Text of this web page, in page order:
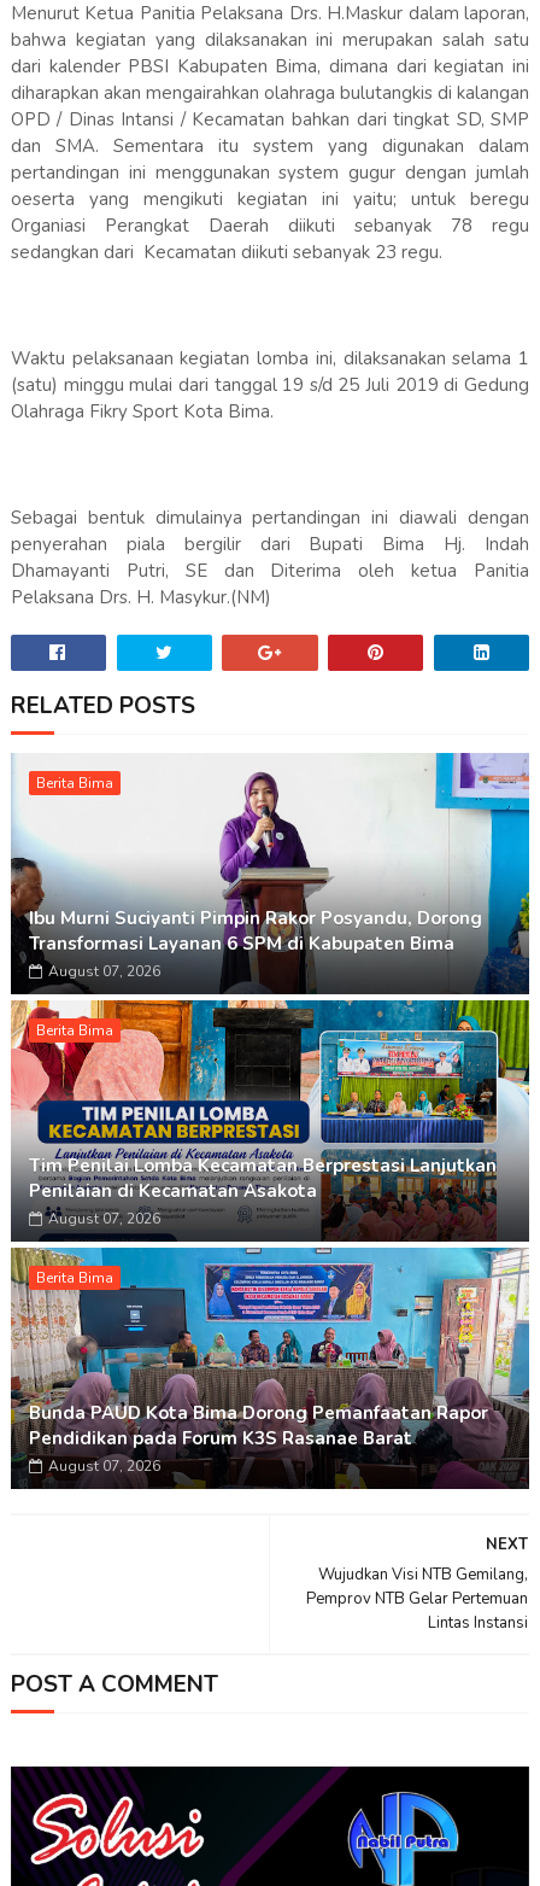
Menurut Ketua Panitia Pelaksana Drs. H.Maskur dalam laporan,
bahwa kegiatan yang dilaksanakan ini merupakan salah satu
dari kalender PBSI Kabupaten Bima, dimana dari kegiatan ini
diharapkan akan mengairahkan olahraga bulutangkis di kalangan
OPD / Dinas Intansi / Kecamatan bahkan dari tingkat SD, SMP
dan SMA. Sementara itu system yang digunakan dalam
pertandingan ini menggunakan system gugur dengan jumlah
oeserta yang mengikuti kegiatan ini yaitu; untuk beregu
Organiasi Perangkat Daerah diikuti sebanyak 78 regu
sedangkan dari Kecamatan diikuti sebanyak 23 regu.
Waktu pelaksanaan kegiatan lomba ini, dilaksanakan selama 1
(satu) minggu mulai dari tanggal 19 s/d 25 Juli 2019 di Gedung
Olahraga Fikry Sport Kota Bima.
Sebagai bentuk dimulainya pertandingan ini diawali dengan
penyerahan piala bergilir dari Bupati Bima Hj. Indah
Dhamayanti Putri, SE dan Diterima oleh ketua Panitia
Pelaksana Drs. H. Masykur.(NM)
RELATED POSTS
Berita Bima
Ibu Murni Suciyanti Pimpin Rakor Posyandu, Dorong
Transformasi Layanan 6 SPM di Kabupaten Bima
August 07, 2026
Berita Bima
Tim Penilai Lomba Kecamatan Berprestasi Lanjutkan
Penilaian di Kecamatan Asakota
August 07, 2026
Berita Bima
Bunda PAUD Kota Bima Dorong Pemanfaatan Rapor
Pendidikan pada Forum K3S Rasanae Barat
August 07, 2026
NEXT
Wujudkan Visi NTB Gemilang,
Pemprov NTB Gelar Pertemuan
Lintas Instansi
POST A COMMENT